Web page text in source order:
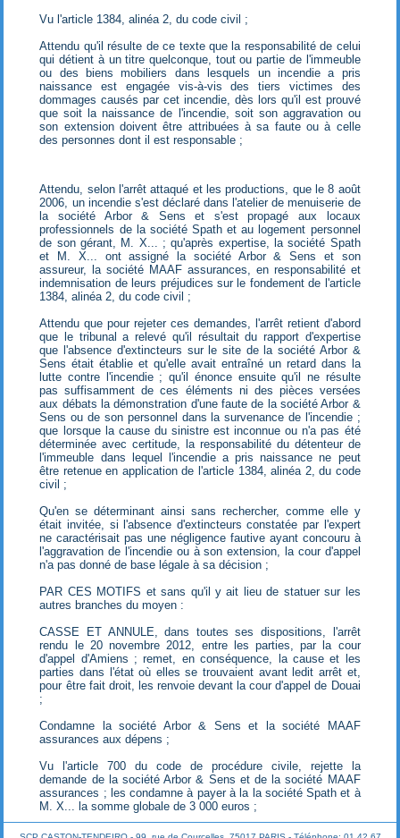
Vu l'article 1384, alinéa 2, du code civil ;
Attendu qu'il résulte de ce texte que la responsabilité de celui
qui détient à un titre quelconque, tout ou partie de l'immeuble
ou des biens mobiliers dans lesquels un incendie a pris
naissance est engagée vis-à-vis des tiers victimes des
dommages causés par cet incendie, dès lors qu'il est prouvé
que soit la naissance de l'incendie, soit son aggravation ou
son extension doivent être attribuées à sa faute ou à celle
des personnes dont il est responsable ;
Attendu, selon l'arrêt attaqué et les productions, que le 8 août
2006, un incendie s'est déclaré dans l'atelier de menuiserie de
la société Arbor & Sens et s'est propagé aux locaux
professionnels de la société Spath et au logement personnel
de son gérant, M. X... ; qu'après expertise, la société Spath
et M. X... ont assigné la société Arbor & Sens et son
assureur, la société MAAF assurances, en responsabilité et
indemnisation de leurs préjudices sur le fondement de l'article
1384, alinéa 2, du code civil ;
Attendu que pour rejeter ces demandes, l'arrêt retient d'abord
que le tribunal a relevé qu'il résultait du rapport d'expertise
que l'absence d'extincteurs sur le site de la société Arbor &
Sens était établie et qu'elle avait entraîné un retard dans la
lutte contre l'incendie ; qu'il énonce ensuite qu'il ne résulte
pas suffisamment de ces éléments ni des pièces versées
aux débats la démonstration d'une faute de la société Arbor &
Sens ou de son personnel dans la survenance de l'incendie ;
que lorsque la cause du sinistre est inconnue ou n'a pas été
déterminée avec certitude, la responsabilité du détenteur de
l'immeuble dans lequel l'incendie a pris naissance ne peut
être retenue en application de l'article 1384, alinéa 2, du code
civil ;
Qu'en se déterminant ainsi sans rechercher, comme elle y
était invitée, si l'absence d'extincteurs constatée par l'expert
ne caractérisait pas une négligence fautive ayant concouru à
l'aggravation de l'incendie ou à son extension, la cour d'appel
n'a pas donné de base légale à sa décision ;
PAR CES MOTIFS et sans qu'il y ait lieu de statuer sur les
autres branches du moyen :
CASSE ET ANNULE, dans toutes ses dispositions, l'arrêt
rendu le 20 novembre 2012, entre les parties, par la cour
d'appel d'Amiens ; remet, en conséquence, la cause et les
parties dans l'état où elles se trouvaient avant ledit arrêt et,
pour être fait droit, les renvoie devant la cour d'appel de Douai
;
Condamne la société Arbor & Sens et la société MAAF
assurances aux dépens ;
Vu l'article 700 du code de procédure civile, rejette la
demande de la société Arbor & Sens et de la société MAAF
assurances ; les condamne à payer à la la société Spath et à
M. X... la somme globale de 3 000 euros ;